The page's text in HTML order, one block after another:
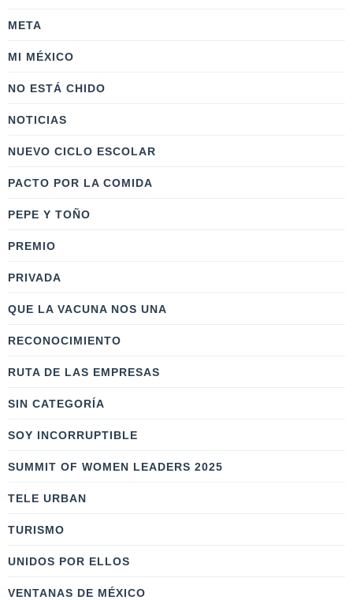
META
MI MÉXICO
NO ESTÁ CHIDO
NOTICIAS
NUEVO CICLO ESCOLAR
PACTO POR LA COMIDA
PEPE Y TOÑO
PREMIO
PRIVADA
QUE LA VACUNA NOS UNA
RECONOCIMIENTO
RUTA DE LAS EMPRESAS
SIN CATEGORÍA
SOY INCORRUPTIBLE
SUMMIT OF WOMEN LEADERS 2025
TELE URBAN
TURISMO
UNIDOS POR ELLOS
VENTANAS DE MÉXICO